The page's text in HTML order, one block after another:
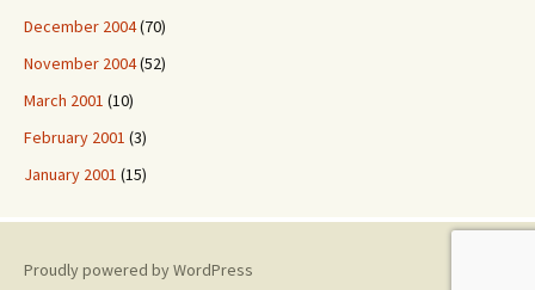
December 2004(70)
November 2004(52)
March 2001 (10)
February 2001 (3)
January 2001 (15)
Proudly powered by WordPress